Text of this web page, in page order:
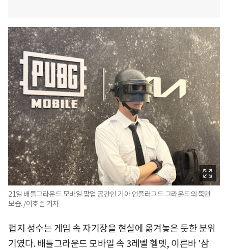
21일 배틀그라운드 모바일 팝업 공간인 기아 언플러그드 그라운드의 뚝맨
모습. /이호준 기자
펍지 성수는 게임 속 자기장을 현실에 옮겨놓은 듯한 분위
기였다. 배틀그라운드 모바일 속 3레벨 헬멧, 이른바 '삼